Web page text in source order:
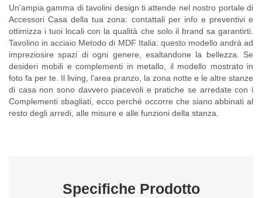
Un'ampia gamma di tavolini design ti attende nel nostro portale di
Accessori Casa della tua zona: contattali per info e preventivi e
ottimizza i tuoi locali con la qualità che solo il brand sa garantirti.
Tavolino in acciaio Metodo di MDF Italia: questo modello andrà ad
impreziosire spazi di ogni genere, esaltandone la bellezza. Se
desideri mobili e complementi in metallo, il modello mostrato in
foto fa per te. Il living, l'area pranzo, la zona notte e le altre stanze
di casa non sono davvero piacevoli e pratiche se arredate con i
Complementi sbagliati, ecco perché occorre che siano abbinati al
resto degli arredi, alle misure e alle funzioni della stanza.
Specifiche Prodotto